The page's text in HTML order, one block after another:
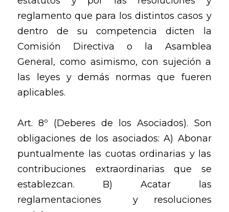
reglamento que para los distintos casos y
dentro de su competencia dicten la
Comisión Directiva o la Asamblea
General, como asimismo, con sujeción a
las leyes y demás normas que fueren
aplicables.
Art. 8º (Deberes de los Asociados). Son
obligaciones de los asociados: A) Abonar
puntualmente las cuotas ordinarias y las
contribuciones extraordinarias que se
establezcan. B) Acatar las
reglamentaciones y resoluciones